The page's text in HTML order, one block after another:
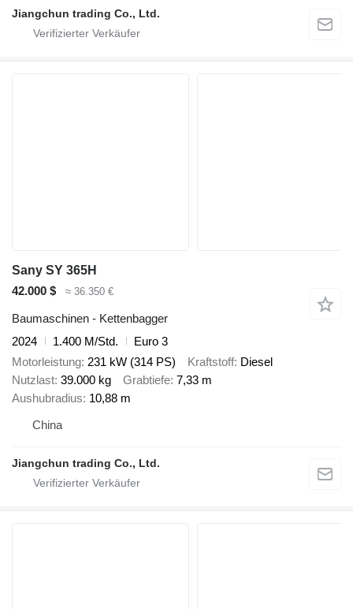
Jiangchun trading Co., Ltd.
Sany SY 365H
42.000 $
≈ 36.350 €
Baumaschinen - Kettenbagger
2024
1.400 M/Std.
Euro 3
Motorleistung 231 kW (314 PS) Kraftstoff Diesel
Nutzlast 39.000 kg Grabtiefe 7,33 m
Aushubradius 10,88 m
China
Jiangchun trading Co., Ltd.